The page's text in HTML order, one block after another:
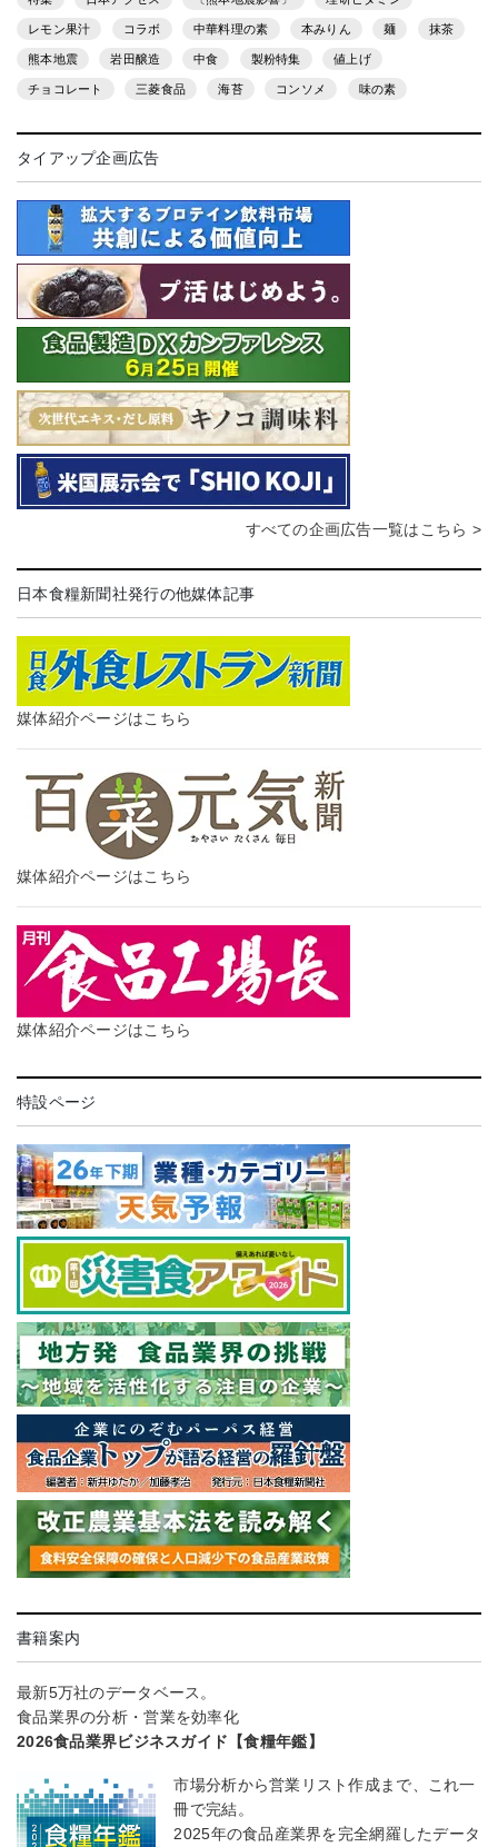
レモン果汁 コラボ 中華料理の素 本みりん 麺 抹茶
熊本地震 岩田醸造 中食 製粉特集 値上げ
チョコレート 三菱食品 海苔 コンソメ 味の素
タイアップ企画広告
すべての企画広告一覧はこちら >
日本食糧新聞社発行の他媒体記事
媒体紹介ページはこちら
媒体紹介ページはこちら
媒体紹介ページはこちら
特設ページ
書籍案内
最新5万社のデータベース。
食品業界の分析・営業を効率化
2026食品業界ビジネスガイド【食糧年鑑】
市場分析から営業リスト作成まで、これ一
冊で完結。
2025年の食品産業界を完全網羅したデータ